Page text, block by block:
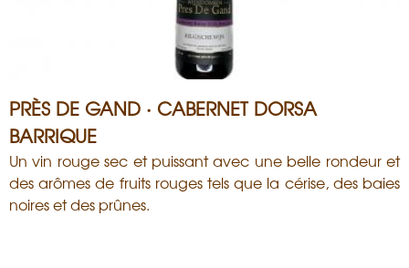
PRÈS DE GAND · CABERNET DORSA
BARRIQUE
Un vin rouge sec et puissant avec une belle rondeur et
des arômes de fruits rouges tels que la cérise, des baies
noires et des prûnes.